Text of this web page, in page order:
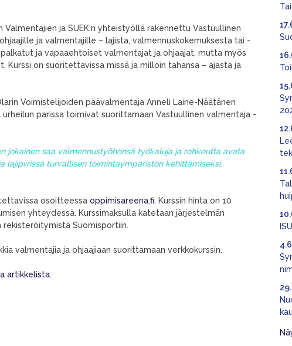
ja SUEK:n yhteistyöllä rakennettu Vastuullinen
ja valmentajille – lajista, valmennuskokemuksesta tai -
ja vapaaehtoiset valmentajat ja ohjaajat, mutta myös
Kurssi on suoritettavissa missä ja milloin tahansa – ajasta ja
Voimistelijoiden päävalmentaja Anneli Laine-Näätänen
parissa toimivat suorittamaan Vastuullinen valmentaja -
jokainen saa valmennustyöhönsä työkaluja ja rohkeutta avata
lajipiirissä turvallisen toimintaympäristön kehittämiseksi.
osoitteessa oppimisareena.fi. Kurssin hinta on 10
yhteydessä. Kurssimaksulla katetaan järjestelmän
Suomisportiin.
valmentajia ja ohjaajiaan suorittamaan verkkokurssin.
artikkelista.